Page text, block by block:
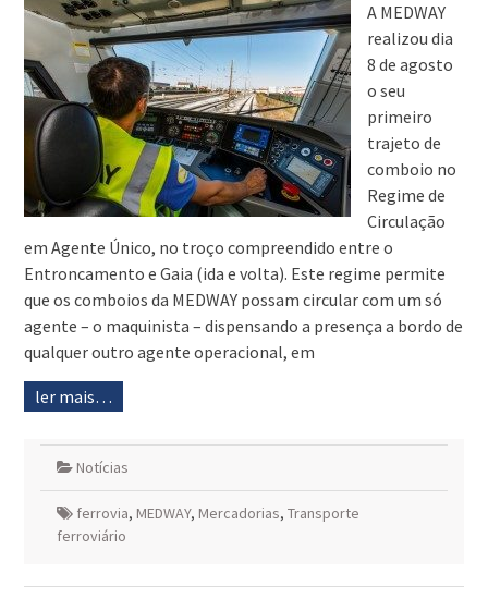
A MEDWAY
realizou dia
8 de agosto
o seu
primeiro
trajeto de
comboio no
Regime de
Circulação
em Agente Único, no troço compreendido entre o
Entroncamento e Gaia (ida e volta). Este regime permite
que os comboios da MEDWAY possam circular com um só
agente – o maquinista – dispensando a presença a bordo de
qualquer outro agente operacional, em
ler mais…
Notícias
ferrovia, MEDWAY, Mercadorias, Transporte
ferroviário